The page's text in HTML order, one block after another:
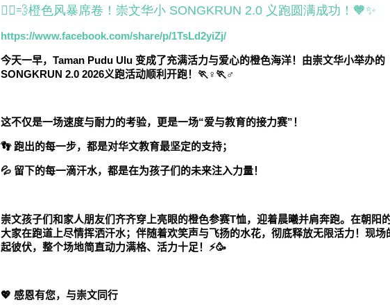
🏃‍♂️💨橙色风暴席卷！崇文华小 SONGKRUN 2.0 义跑圆满成功！🧡✨
https://www.facebook.com/share/p/1TsLd2yiZj/
今天一早， Taman Pudu Ulu 变成了充满活力与爱心的橙色海洋！由崇文华小举办的
SONGKRUN 2.0 2026义跑活动顺利开跑！ 🏃 ♀ 🏃♂
这不仅是一场速度与耐力的考验，更是一场“爱与教育的接力赛”！
👣 跑出的每一步，都是对华文教育最坚定的支持；
💦 留下的每一滴汗水，都是在为孩子们的未来注入力量！
崇文孩子们和家人朋友们齐齐穿上亮眼的橙色参赛T恤，迎着晨曦并肩奔跑。在朝阳
大家在跑道上尽情挥洒汗水；伴随着欢笑声与飞扬的水花，彻底释放无限活力！现场
起彼伏，整个场地简直动力满格、活力十足！ ⚡🥳
💖 感恩有您，与崇文同行